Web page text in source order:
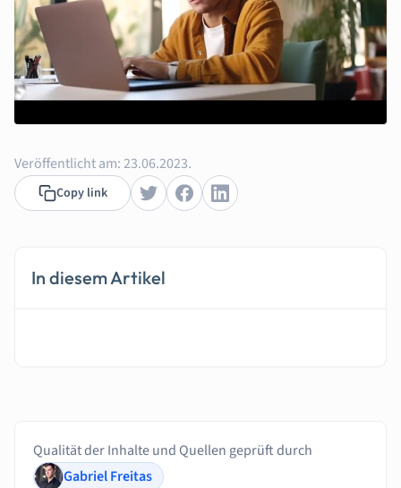
Veröffentlicht am:23.06.2023.
Copy link
In diesem Artikel
Qualität der Inhalte und Quellen geprüft durch
Gabriel Freitas